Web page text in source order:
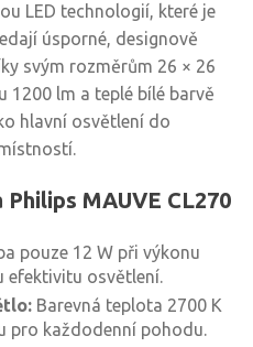
LED technologií, které je
úsporné, designově
svým rozměrům 26 × 26
1200 lm a teplé bílé barvě
hlavní osvětlení do
MAUVE CL270
pouze 12 W při výkonu
efektivitu osvětlení.
Barevná teplota 2700 K
pro každodenní pohodu.